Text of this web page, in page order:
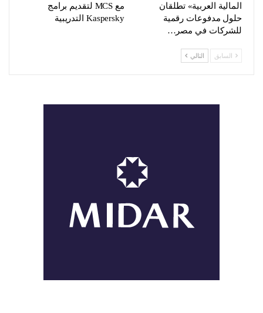
المالية العربية» تطلقان
حلول مدفوعات رقمية
للشركات في مصر…
مع MCS لتقديم برامج
Kaspersky التدريبية
السابق التالي